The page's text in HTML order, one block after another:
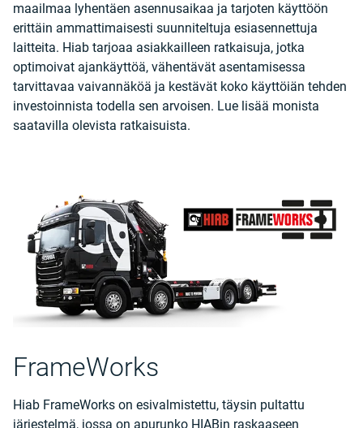
maailmaa lyhentäen asennusaikaa ja tarjoten käyttöön
erittäin ammattimaisesti suunniteltuja esiasennettuja
laitteita. Hiab tarjoaa asiakkailleen ratkaisuja, jotka
optimoivat ajankäyttöä, vähentävät asentamisessa
tarvittavaa vaivannäköä ja kestävät koko käyttöiän tehden
investoinnista todella sen arvoisen. Lue lisää monista
saatavilla olevista ratkaisuista.
FrameWorks
Hiab FrameWorks on esivalmistettu, täysin pultattu
järjestelmä, jossa on apurunko HIABin raskaaseen